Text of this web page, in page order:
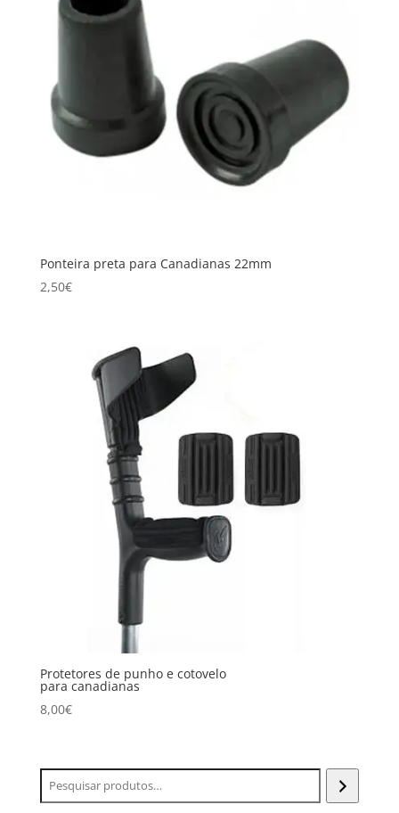
Ponteira preta para Canadianas 22mm
2,50€
Protetores de punho e cotovelo
para canadianas
8,00€